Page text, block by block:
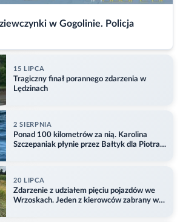
w Gogolinie. Policja
15 LIPCA
Tragiczny finał porannego zdarzenia w
Lędzinach
2 SIERPNIA
Ponad 100 kilometrów za nią. Karolina
Szczepaniak płynie przez Bałtyk dla Piotra.
20 LIPCA
Zdarzenie z udziałem pięciu pojazdów we
Wrzoskach. Jeden z kierowców zabrany w